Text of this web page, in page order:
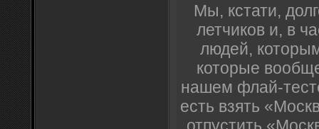
Мы, кстати,
летчиков и, в
людей,
которые
нашем флай-
есть взять
отпустить